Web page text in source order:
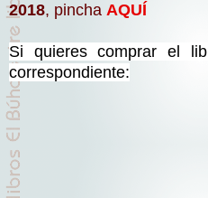
2018, pincha AQUÍ
Si quieres comprar el
correspondiente: